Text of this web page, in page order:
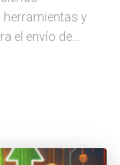
y
el envío de...